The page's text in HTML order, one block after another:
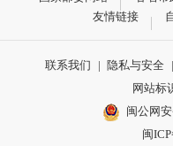
友情链接
联系我们 | 隐私与安全 |
网站标
闽公网
闽